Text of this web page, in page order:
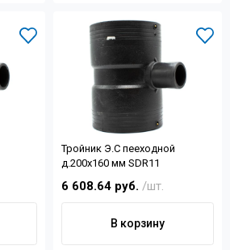
+7 (4822) 32-28-74
info@sanar-tver.ru
Тройник Э.С пееходной
д.200х160 мм SDR11
6 608.64 руб. /шт.
В корзину